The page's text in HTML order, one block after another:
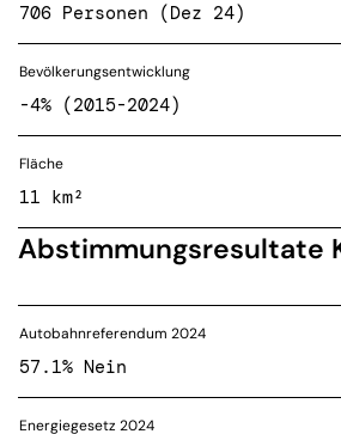
706 Personen (Dez 24)
Bevölkerungsentwicklung
-4% (2015-2024)
Fläche
11 km²
Abstimmungsresultate
Autobahnreferendum 2024
57.1% Nein
Energiegesetz 2024